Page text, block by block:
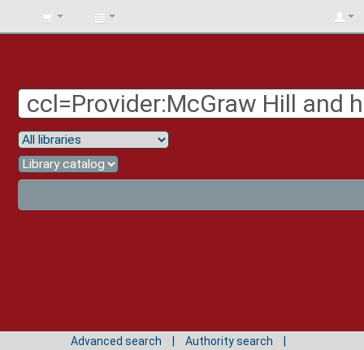
BIBLIOTECA
Advanced search
Authority search